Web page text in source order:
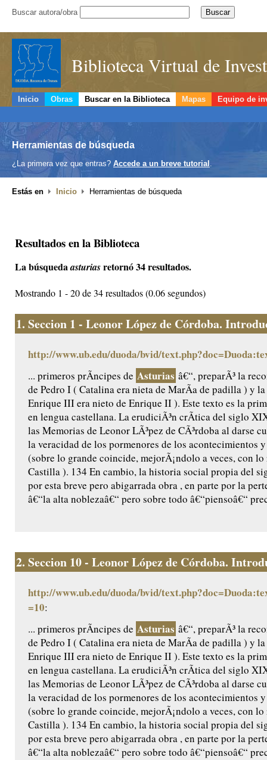
Buscar autora/obra
Biblioteca Virtual de
Inicio Obras Buscar en la Biblioteca Mapas Equipo de
Herramientas de búsqueda
¿La primera vez que entras? Accede a un breve tutorial .
Estás en Inicio Herramientas de búsqueda
Resultados en la Biblioteca
La búsquedaasturiasretornó 34 resultados.
Mostrando 1 - 20 de 34 resultados (0.06 segundos)
1. Seccion 1 - Leonor López de Córdoba.
http://www.ub.edu/duoda/bvid/
... primeros prÃ­ncipes de Asturias â€“, preparÃ³ la
de Pedro I ( Catalina era nieta de MarÃ­a de padilla ) y
Enrique III era nieto de Enrique II ). Este texto es la
en lengua castellana. La erudiciÃ³n crÃ­tica del siglo
las Memorias de Leonor LÃ³pez de CÃ³rdoba al darse
la veracidad de los pormenores de los acontecimientos
(sobre lo grande coincide, mejorÃ¡ndolo a veces, con
Castilla ). 134 En cambio, la historia social propia del
por esta breve pero abigarrada obra , en parte por la
â€“la alta noblezaâ€“ pero sobre todo â€“piensoâ€“
2. Seccion 10 - Leonor López de Córdoba.
http://www.ub.edu/duoda/bvid/
=10:
... primeros prÃ­ncipes de Asturias â€“, preparÃ³ la
de Pedro I ( Catalina era nieta de MarÃ­a de padilla ) y
Enrique III era nieto de Enrique II ). Este texto es la
en lengua castellana. La erudiciÃ³n crÃ­tica del siglo
las Memorias de Leonor LÃ³pez de CÃ³rdoba al darse
la veracidad de los pormenores de los acontecimientos
(sobre lo grande coincide, mejorÃ¡ndolo a veces, con
Castilla ). 134 En cambio, la historia social propia del
por esta breve pero abigarrada obra , en parte por la
â€“la alta noblezaâ€“ pero sobre todo â€“piensoâ€“